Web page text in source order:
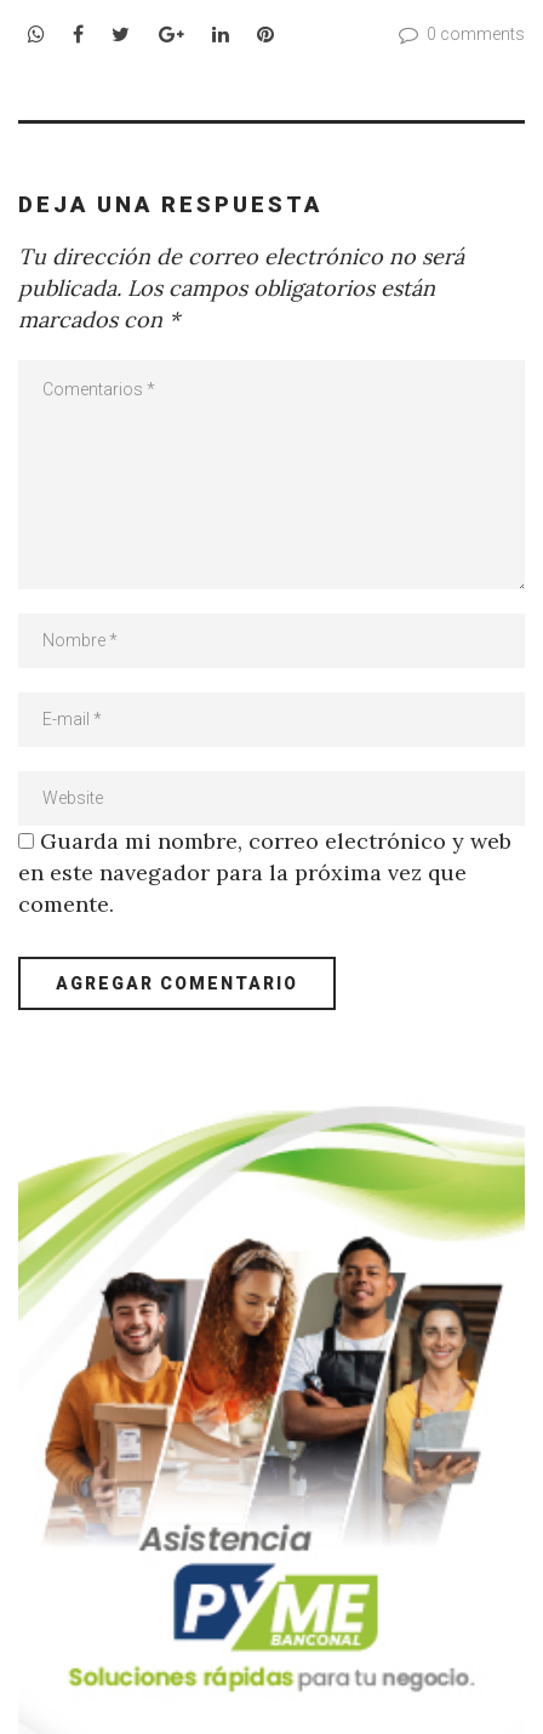
WhatsApp
Facebook
TwitterGoogle+LinkedInPinterest 0 comments
DEJA UNA RESPUESTA
Tu dirección de correo electrónico no será
publicada. Los campos obligatorios están
marcados con *
Guarda mi nombre, correo electrónico y web
en este navegador para la próxima vez que
comente.